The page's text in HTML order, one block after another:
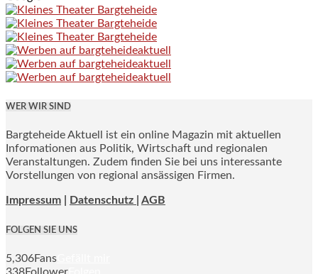
WER WIR SIND
Bargteheide Aktuell ist ein online Magazin mit aktuellen
Informationen aus Politik, Wirtschaft und regionalen
Veranstaltungen. Zudem finden Sie bei uns interessante
Vorstellungen von regional ansässigen Firmen.
Impressum Datenschutz | AGB
FOLGEN SIE UNS
5,306Fans